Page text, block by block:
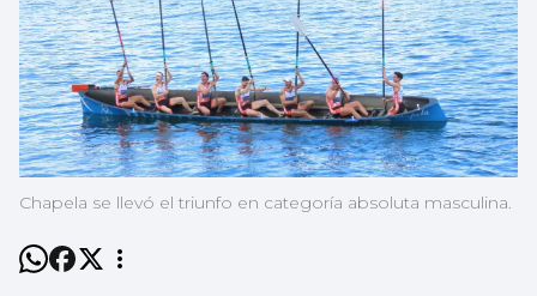
Chapela se llevó el triunfo en categoría absoluta masculina.